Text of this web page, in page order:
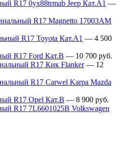
R17 0yx88trmab Jeep Кат.А1 —
R17 Magnetto 17003АМ
R17 Toyota Кат.А1 — 4 500
R17 Ford Кат.В — 10 700 руб.
R17 Кик Flanker— 12
R17 Carwel Karpa Mazda
R17 Opel Кат.В — 8 900 руб.
R17 7L6601025B Volkswagen